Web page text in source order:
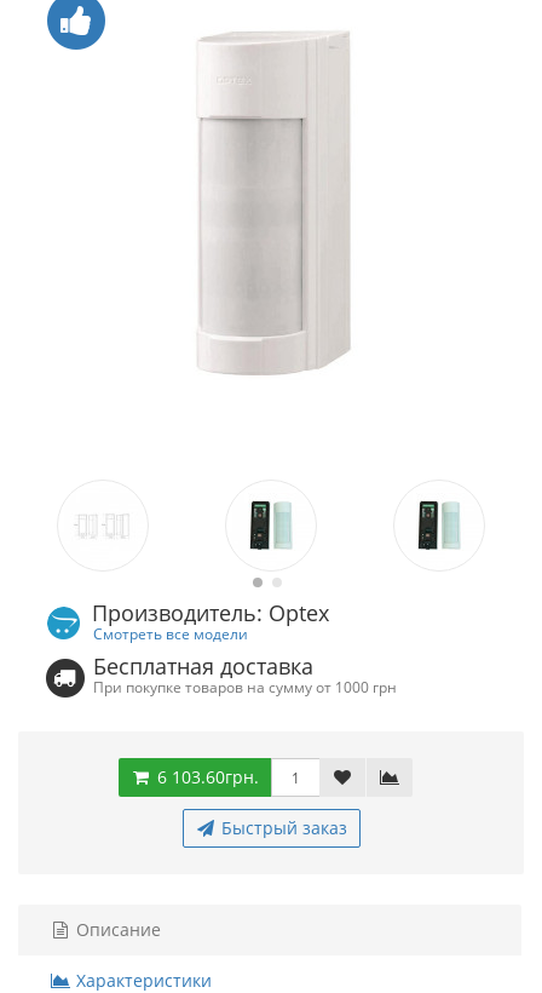
Производитель: Optex
Смотреть все модели
Бесплатная доставка
При покупке товаров на сумму от 1000 грн
6 103.60грн.
Быстрый заказ
Описание
Характеристики